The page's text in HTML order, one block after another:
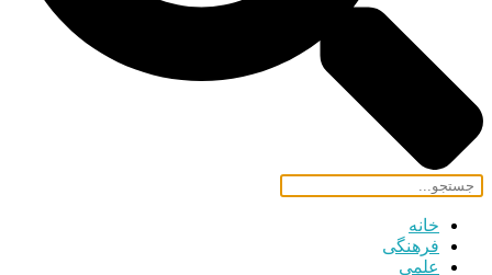
خانه
فرهنگی
علمی